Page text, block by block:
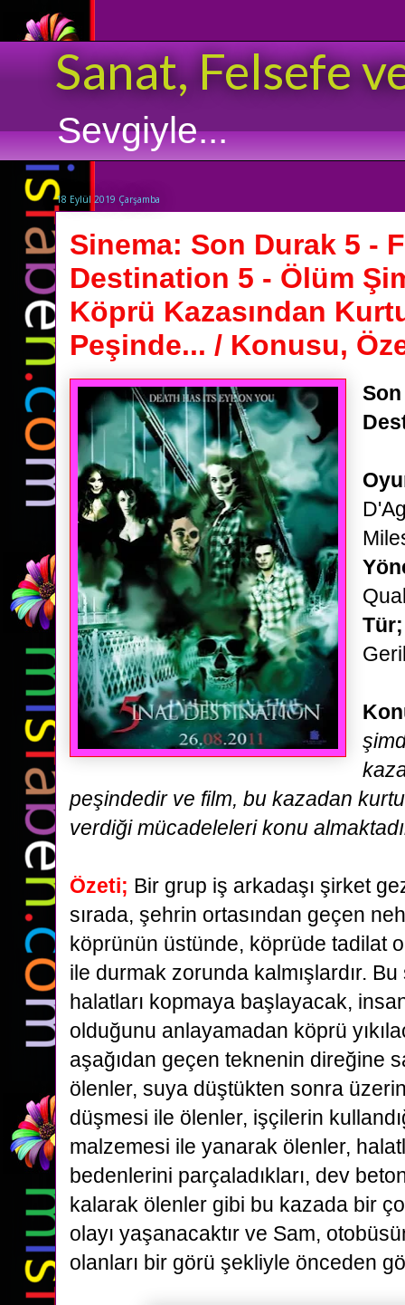
Sanat, Felsefe
Sevgiyle...
18 Eylül 2019 Çarşamba
Sinema: Son Durak 5 -
Destination 5 - Ölüm
Köprü Kazasından
Peşinde... / Konusu,
peşindedir ve film, bu kazadan
verdiği mücadeleleri konu
Özeti; Bir grup iş arkadaşı şirket
sırada, şehrin ortasından geçen
köprünün üstünde, köprüde tadilat
ile durmak zorunda kalmışlardır.
halatları kopmaya başlayacak,
olduğunu anlayamadan köprü
aşağıdan geçen teknenin direğine
ölenler, suya düştükten sonra
düşmesi ile ölenler, işçilerin
malzemesi ile yanarak ölenler,
bedenlerini parçaladıkları, dev
kalarak ölenler gibi bu kazada bir
olayı yaşanacaktır ve Sam,
olanları bir görü şekliyle önceden